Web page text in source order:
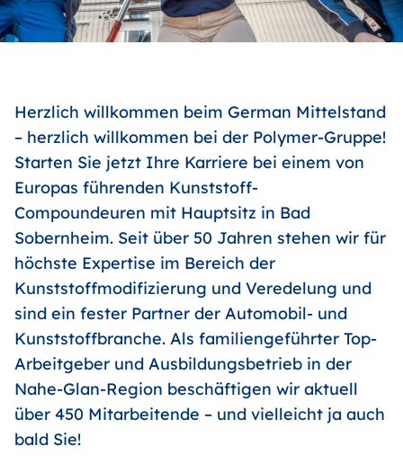
Herzlich willkommen beim German Mittelstand
– herzlich willkommen bei der Polymer-Gruppe!
Starten Sie jetzt Ihre Karriere bei einem von
Europas führenden Kunststoff-
Compoundeuren mit Hauptsitz in Bad
Sobernheim. Seit über 50 Jahren stehen wir für
höchste Expertise im Bereich der
Kunststoffmodifizierung und Veredelung und
sind ein fester Partner der Automobil- und
Kunststoffbranche. Als familiengeführter Top-
Arbeitgeber und Ausbildungsbetrieb in der
Nahe-Glan-Region beschäftigen wir aktuell
über 450 Mitarbeitende – und vielleicht ja auch
bald Sie!